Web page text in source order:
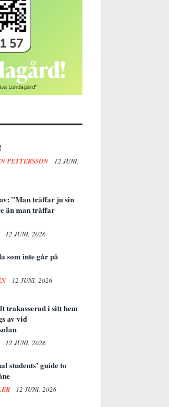
PETTERSSON
12 JUNI,
”Man träffar ju sin
än man träffar
12 JUNI, 2026
som inte går på
12 JUNI, 2026
trakasserad i sitt hem
av vid
12 JUNI, 2026
students’ guide to
12 JUNI, 2026